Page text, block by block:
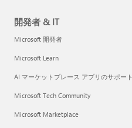
開発者 & IT
Microsoft 開発者
Microsoft Learn
AI マーケットプレース アプリのサポート
Microsoft Tech Community
Microsoft Marketplace